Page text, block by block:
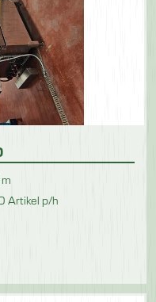
Artikel p/h